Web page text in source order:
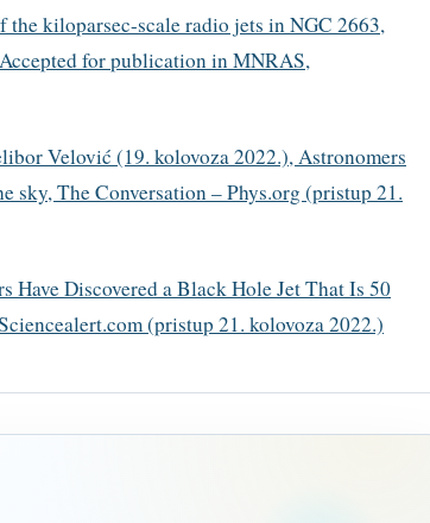
kiloparsec-scale radio jets in NGC 2663,
for publication in MNRAS,
Velović (19. kolovoza 2022.), Astronomers
sky, The Conversation – Phys.org (pristup 21.
Have Discovered a Black Hole Jet That Is 50
(pristup 21. kolovoza 2022.)